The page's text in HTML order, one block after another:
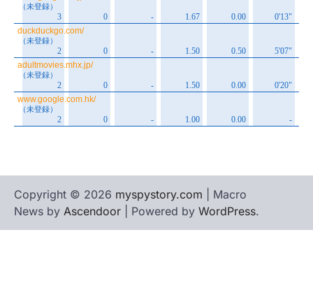
Copyright © 2026 myspystory.com | Macro
News by Ascendoor | Powered by WordPress.